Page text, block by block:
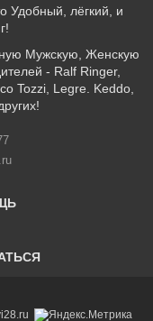
Удобный, лёгкий, и
Мужскую, Женскую
- Ralf Ringer,
Tozzi, Legre. Keddo,